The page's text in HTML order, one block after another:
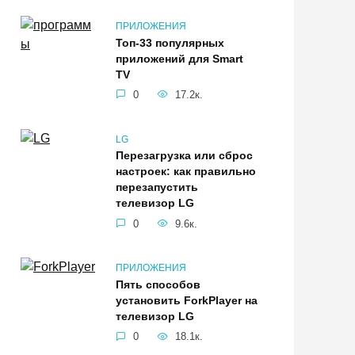
ПРИЛОЖЕНИЯ
Топ-33 популярных
приложений для Smart
TV
0 17.2к.
LG
Перезагрузка или сброс
настроек: как правильно
перезапустить
телевизор LG
0 9.6к.
ПРИЛОЖЕНИЯ
Пять способов
установить ForkPlayer на
телевизор LG
0 18.1к.